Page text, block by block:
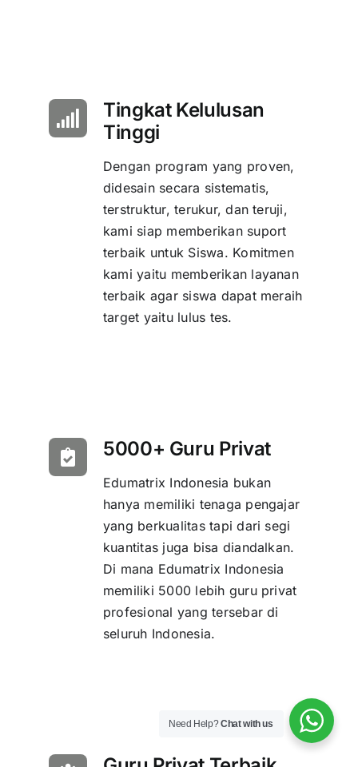
Tingkat Kelulusan
Tinggi
Dengan program yang proven,
didesain secara sistematis,
terstruktur, terukur, dan teruji,
kami siap memberikan suport
terbaik untuk Siswa. Komitmen
kami yaitu memberikan layanan
terbaik agar siswa dapat meraih
target yaitu lulus tes.
5000+ Guru Privat
Edumatrix Indonesia bukan
hanya memiliki tenaga pengajar
yang berkualitas tapi dari segi
kuantitas juga bisa diandalkan.
Di mana Edumatrix Indonesia
memiliki 5000 lebih guru privat
profesional yang tersebar di
seluruh Indonesia.
Need Help?Chat with us